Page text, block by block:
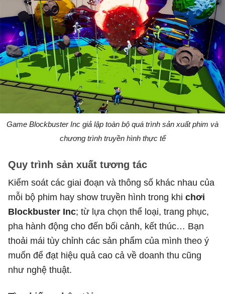
Game Blockbuster Inc giả lập toàn bộ quá trình sản xuất phim và
chương trình truyền hình thực tế
Quy trình sản xuất tương tác
Kiểm soát các giai đoạn và thông số khác nhau của
mỗi bộ phim hay show truyền hình trong khi chơi
Blockbuster Inc; từ lựa chọn thể loại, trang phục,
pha hành động cho đến bối cảnh, kết thúc… Bạn
thoải mái tùy chỉnh các sản phẩm của mình theo ý
muốn để đạt hiệu quả cao cả về doanh thu cũng
như nghệ thuật.